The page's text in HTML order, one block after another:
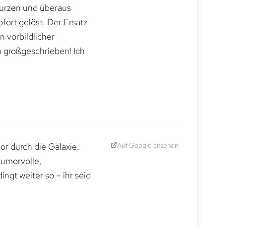
und überaus
gelöst. Der Ersatz
vorbildlicher
Ich
durch die Galaxie.
weiter so – ihr seid
Auf Google ansehen